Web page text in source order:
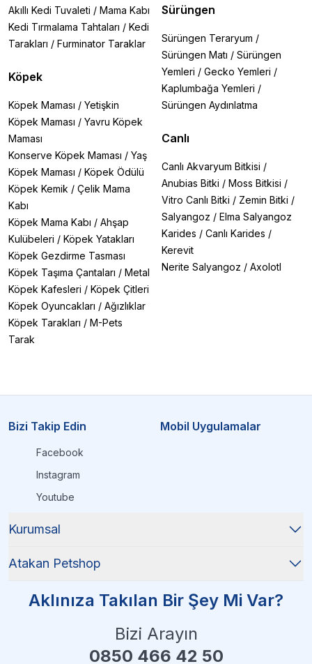
Akıllı Kedi Tuvaleti / Mama Kabı
Kedi Tırmalama Tahtaları / Kedi
Tarakları / Furminator Taraklar
Köpek
Köpek Maması / Yetişkin
Köpek Maması / Yavru Köpek
Maması
Konserve Köpek Maması / Yaş
Köpek Maması / Köpek Ödülü
Köpek Kemik / Çelik Mama
Kabı
Köpek Mama Kabı / Ahşap
Kulübeleri / Köpek Yatakları
Köpek Gezdirme Tasması
Köpek Taşıma Çantaları / Metal
Köpek Kafesleri / Köpek Çitleri
Köpek Oyuncakları / Ağızlıklar
Köpek Tarakları / M-Pets
Tarak
Sürüngen
Sürüngen Teraryum /
Sürüngen Matı / Sürüngen
Yemleri / Gecko Yemleri /
Kaplumbağa Yemleri /
Sürüngen Aydınlatma
Canlı
Canlı Akvaryum Bitkisi /
Anubias Bitki / Moss Bitkisi /
Vitro Canlı Bitki / Zemin Bitki /
Salyangoz / Elma Salyangoz
Karides / Canlı Karides /
Kerevit
Nerite Salyangoz / Axolotl
Bizi Takip Edin
Facebook
Instagram
Youtube
Mobil Uygulamalar
Kurumsal
Atakan Petshop
Aklınıza Takılan Bir Şey Mi Var?
Bizi Arayın
0850 466 42 50